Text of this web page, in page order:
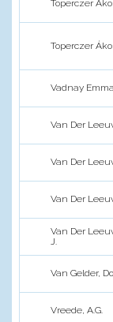
Toperczer
Toperczer
Vadnay Emma
Van Der
Van Der
Van Der
Van Der
J.
Van Gelder,
Vreede, A.G.